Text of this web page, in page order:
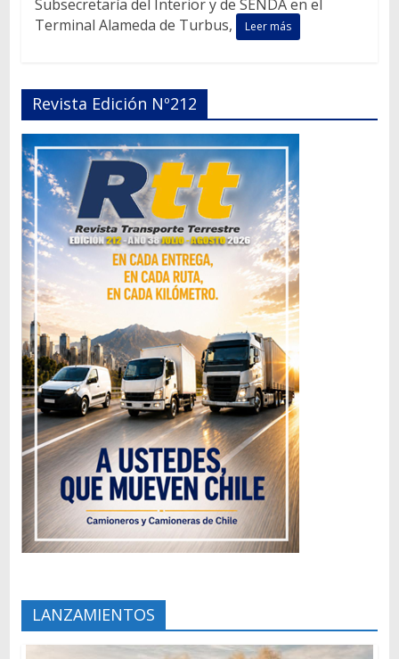
Subsecretaría del Interior y de SENDA en el
Terminal Alameda de Turbus,
Leer más
Revista Edición Nº212
LANZAMIENTOS